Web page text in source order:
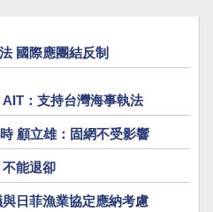
國際應團結反制
：支持台灣海事執法
顧立雄：固網不受影響
能退卻
日菲漁業協定應納考慮